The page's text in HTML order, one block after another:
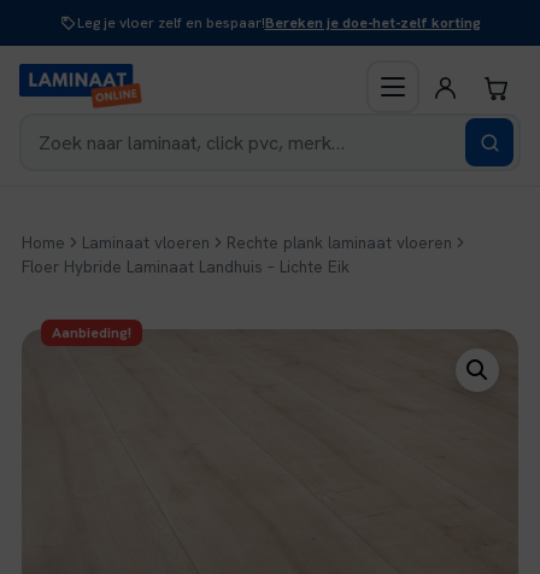
inhoud
Leg je vloer zelf en bespaar!Bereken je doe-het-zelf korting
Home Laminaat vloeren
Rechte plank laminaat vloeren
Floer Hybride Laminaat Landhuis – Lichte Eik
Aanbieding!